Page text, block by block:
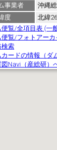
事業者
沖縄
度
北緯
便覧/全項目表 (一
便覧/フォトアー
索
カードの情報（ダ
図Navi（産総研）